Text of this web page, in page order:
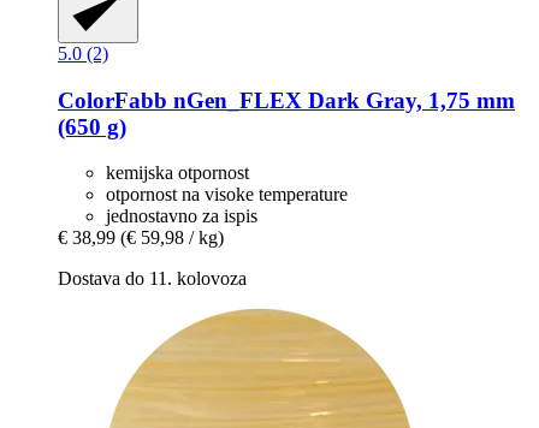
5.0 (2)
ColorFabb nGen_FLEX Dark Gray, 1,75 mm
(650 g)
kemijska otpornost
otpornost na visoke temperature
jednostavno za ispis
€ 38,99 (€ 59,98 / kg)
Dostava do 11. kolovoza